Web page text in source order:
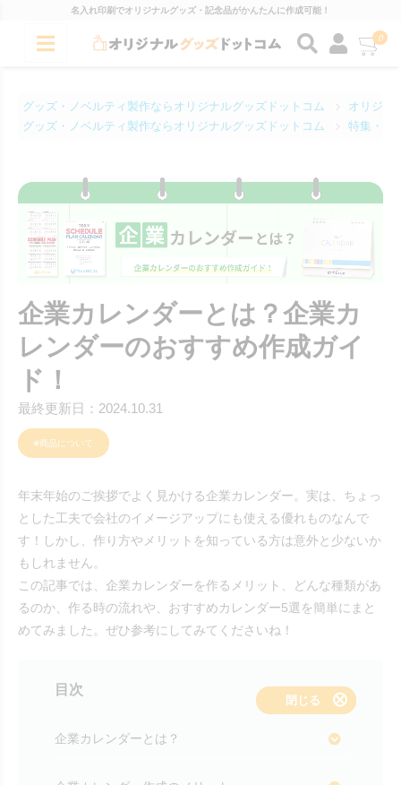
名入れ印刷でオリジナルグッズ・記念品がかんたんに作成可能！
0
グッズ・ノベルティ製作ならオリジナルグッズドットコム
オリジナ
グッズ・ノベルティ製作ならオリジナルグッズドットコム
特集・コ
企業カレンダーとは？企業カ
レンダーのおすすめ作成ガイ
ド！
最終更新日：2024.10.31
#商品について
年末年始のご挨拶でよく見かける企業カレンダー。実は、ちょっ
とした工夫で会社のイメージアップにも使える優れものなんで
す！しかし、作り方やメリットを知っている方は意外と少ないか
もしれません。
この記事では、企業カレンダーを作るメリット、どんな種類があ
るのか、作る時の流れや、おすすめカレンダー5選を簡単にまと
めてみました。ぜひ参考にしてみてくださいね！
目次
表示する
閉じる
企業カレンダーとは？